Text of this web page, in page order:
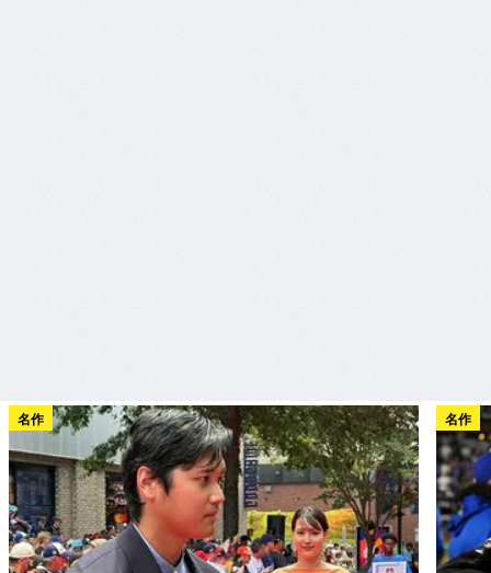
名作 名作